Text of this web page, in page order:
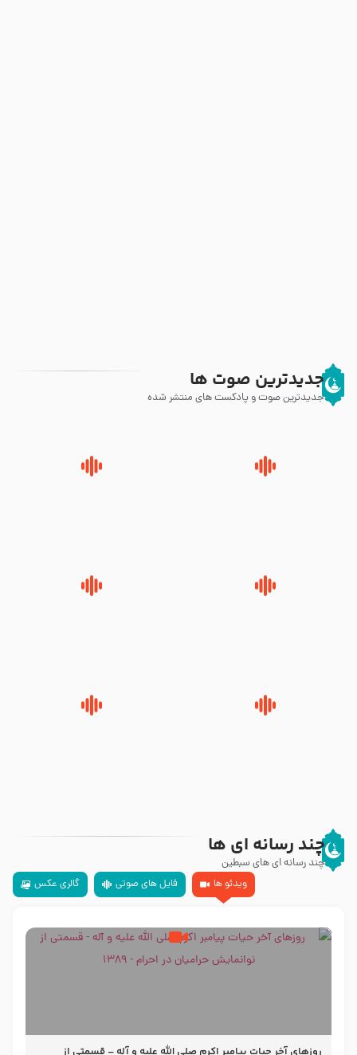
جدیدترین صوت ها
جدیدترین صوت و پادکست های منتشر شده
چند رسانه ای ها
چند رسانه ای های سبطین
ویدئو ها
فایل های صوتی گالری عکس
روزهای آخر حیات پیامبر اکرم صلی الله علیه و آله – قسمتی از